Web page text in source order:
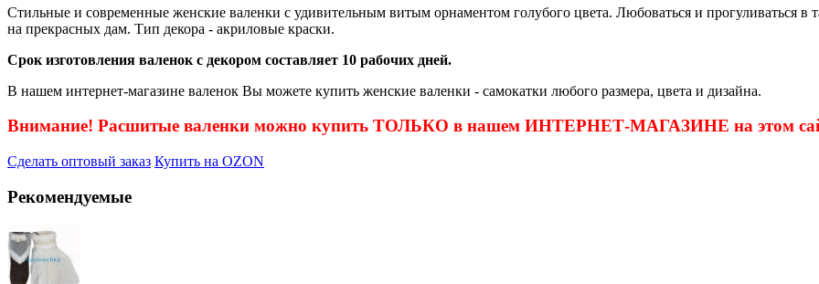
Стильные и современные женские валенки с удивительным витым орнаментом голубого цвета. Любоваться и прогуливаться в
на прекрасных дам. Тип декора - акриловые краски.
Срок изготовления валенок с декором составляет 10 рабочих дней.
В нашем интернет-магазине валенок Вы можете купить женские валенки - самокатки любого размера, цвета и дизайна.
Внимание! Расшитые валенки можно купить ТОЛЬКО в нашем ИНТЕРНЕТ-МАГАЗИНЕ на этом
Сделать оптовый заказ Купить на OZON
Рекомендуемые